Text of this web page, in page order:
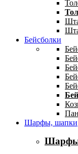
Бейсболки
Шарфы, шапки